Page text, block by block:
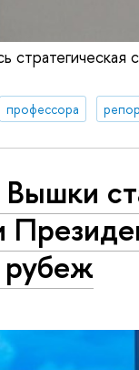
профессора
рубеж